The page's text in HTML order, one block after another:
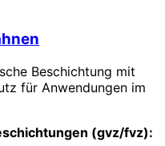
Beschichtung mit
für Anwendungen im
(gvz/fvz):